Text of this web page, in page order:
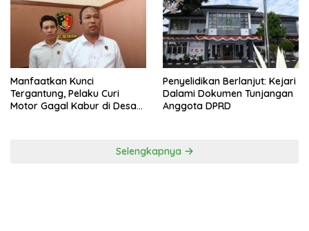
Manfaatkan Kunci
Tergantung, Pelaku Curi
Motor Gagal Kabur di Desa
Penyelidikan Berlanjut: Kejari
Dalami Dokumen Tunjangan
Anggota DPRD
Selengkapnya